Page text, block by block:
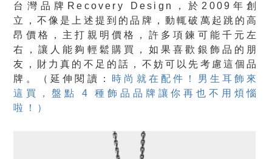
台灣品牌Recovery Design，於2009年創
立，不像是上述提到的品牌，動輒破萬起跳的高
昂價格，主打親明價格，許多項鍊可能千元左
右，讓人能夠輕鬆購買，如果喜歡銀飾品的朋
友，財力真的不足的話，不妨可以先考慮這個品
牌。（延伸閱讀： 時尚就在配件！男生耳飾來
這買，盤點 4 種飾品品牌讓你再也不用煩惱
啦！）